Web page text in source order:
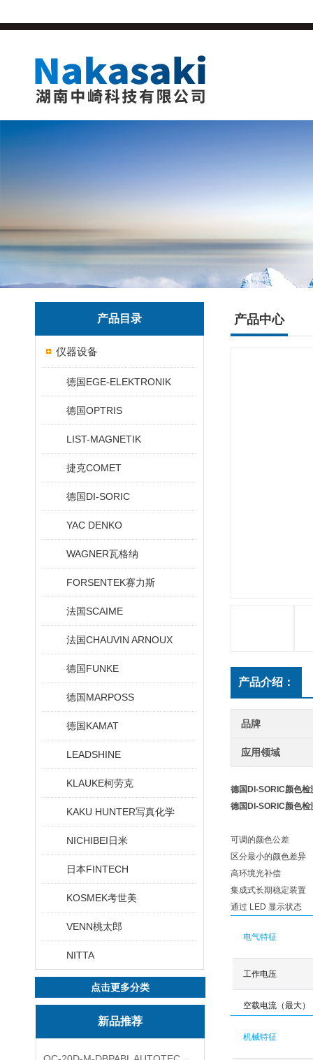
产品目录
仪器设备
德国EGE-ELEKTRONIK
德国OPTRIS
LIST-MAGNETIK
捷克COMET
德国DI-SORIC
YAC DENKO
WAGNER瓦格纳
FORSENTEK赛力斯
法国SCAIME
法国CHAUVIN ARNOUX
德国FUNKE
德国MARPOSS
德国KAMAT
LEADSHINE
KLAUKE柯劳克
KAKU HUNTER写真化学
NICHIBEI日米
日本FINTECH
KOSMEK考世美
VENN桃太郎
NITTA
点击更多分类
新品推荐
产品中心
产品介绍：
品牌
应用领域
德国DI-SORIC颜色检
德国DI-SORIC颜色检
可调的颜色公差
区分最小的颜色差异
高环境光补偿
集成式长期稳定装置
通过 LED 显示状态
电气特征
工作电压
空载电流（最大）
机械特征